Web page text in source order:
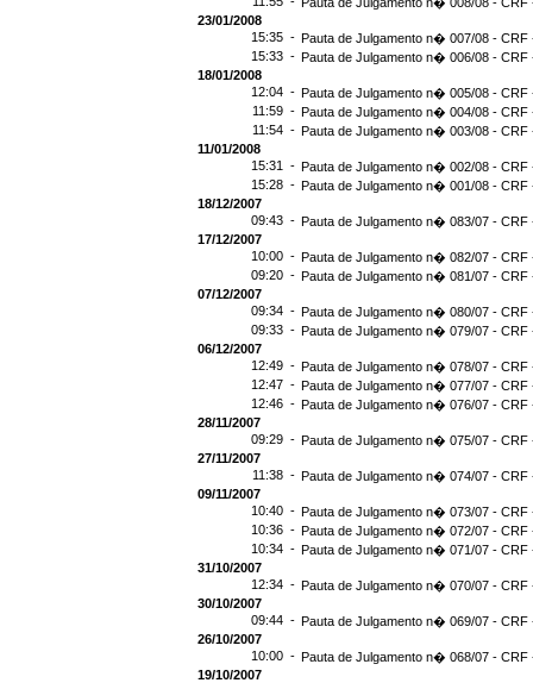
23/01/2008
15:35 - Pauta de Julgamento n� 007/08 - CRF
15:33 - Pauta de Julgamento n� 006/08 - CRF
18/01/2008
12:04 - Pauta de Julgamento n� 005/08 - CRF
11:59 - Pauta de Julgamento n� 004/08 - CRF
11:54 - Pauta de Julgamento n� 003/08 - CRF
11/01/2008
15:31 - Pauta de Julgamento n� 002/08 - CRF
15:28 - Pauta de Julgamento n� 001/08 - CRF
18/12/2007
09:43 - Pauta de Julgamento n� 083/07 - CRF
17/12/2007
10:00 - Pauta de Julgamento n� 082/07 - CRF
09:20 - Pauta de Julgamento n� 081/07 - CRF
07/12/2007
09:34 - Pauta de Julgamento n� 080/07 - CRF
09:33 - Pauta de Julgamento n� 079/07 - CRF
06/12/2007
12:49 - Pauta de Julgamento n� 078/07 - CRF
12:47 - Pauta de Julgamento n� 077/07 - CRF
12:46 - Pauta de Julgamento n� 076/07 - CRF
28/11/2007
09:29 - Pauta de Julgamento n� 075/07 - CRF
27/11/2007
11:38 - Pauta de Julgamento n� 074/07 - CRF
09/11/2007
10:40 - Pauta de Julgamento n� 073/07 - CRF
10:36 - Pauta de Julgamento n� 072/07 - CRF
10:34 - Pauta de Julgamento n� 071/07 - CRF
31/10/2007
12:34 - Pauta de Julgamento n� 070/07 - CRF
30/10/2007
09:44 - Pauta de Julgamento n� 069/07 - CRF
26/10/2007
10:00 - Pauta de Julgamento n� 068/07 - CRF
19/10/2007